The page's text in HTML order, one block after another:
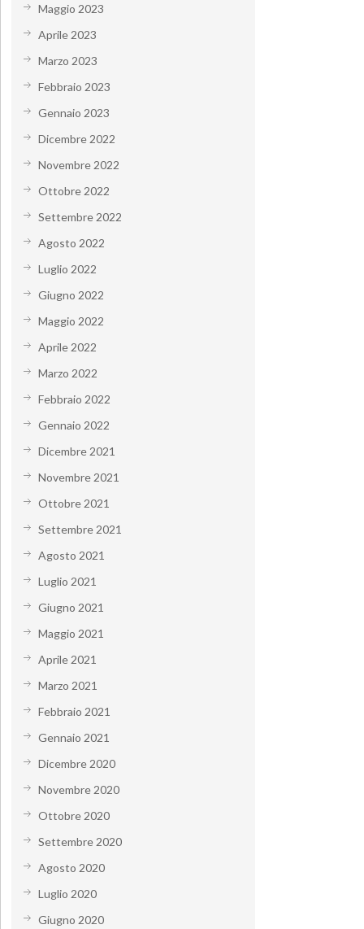
Maggio 2023
Aprile 2023
Marzo 2023
Febbraio 2023
Gennaio 2023
Dicembre 2022
Novembre 2022
Ottobre 2022
Settembre 2022
Agosto 2022
Luglio 2022
Giugno 2022
Maggio 2022
Aprile 2022
Marzo 2022
Febbraio 2022
Gennaio 2022
Dicembre 2021
Novembre 2021
Ottobre 2021
Settembre 2021
Agosto 2021
Luglio 2021
Giugno 2021
Maggio 2021
Aprile 2021
Marzo 2021
Febbraio 2021
Gennaio 2021
Dicembre 2020
Novembre 2020
Ottobre 2020
Settembre 2020
Agosto 2020
Luglio 2020
Giugno 2020